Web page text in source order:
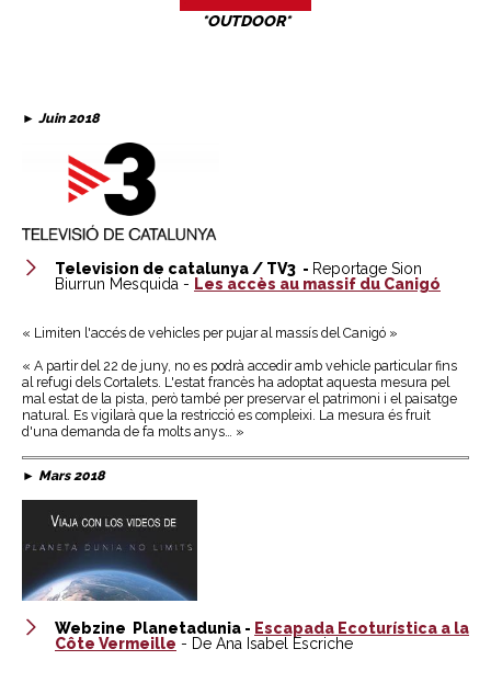
*OUTDOOR*
► Juin 2018
Television de catalunya / TV3 - Reportage Sion
Biurrun Mesquida - Les accès au massif du Canigó
« Limiten l'accés de vehicles per pujar al massís del Canigó »
« A partir del 22 de juny, no es podrà accedir amb vehicle particular fins
al refugi dels Cortalets. L'estat francès ha adoptat aquesta mesura pel
mal estat de la pista, però també per preservar el patrimoni i el paisatge
natural. Es vigilarà que la restricció es compleixi. La mesura és fruit
d'una demanda de fa molts anys… »
► Mars 2018
Webzine Planetadunia - Escapada Ecoturística a la
Côte Vermeille - De Ana Isabel Escriche